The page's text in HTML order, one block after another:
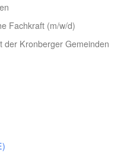
Fachkraft (m/w/d)
der Kronberger Gemeinden